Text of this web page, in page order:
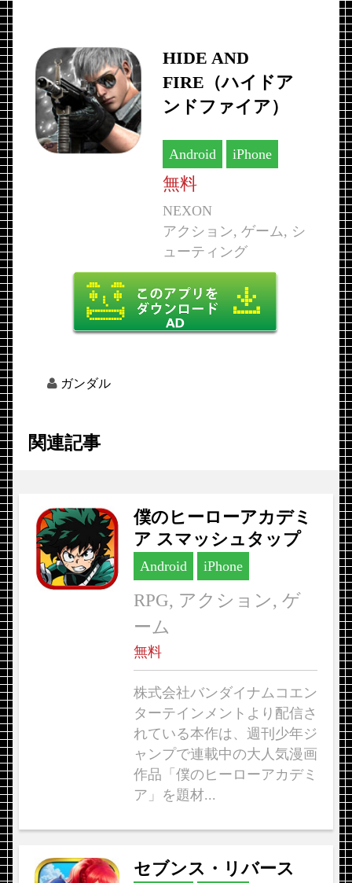
HIDE AND
FIRE（ハイドア
ンドファイア）
Android iPhone
無料
NEXON
アクション, ゲーム, シ
ューティング
ガンダル
関連記事
僕のヒーローアカデミ
ア スマッシュタップ
Android iPhone
RPG, アクション, ゲ
ーム
無料
株式会社バンダイナムコエン
ターテインメントより配信さ
れている本作は、週刊少年ジ
ャンプで連載中の大人気漫画
作品「僕のヒーローアカデミ
ア」を題材...
セブンス・リバース